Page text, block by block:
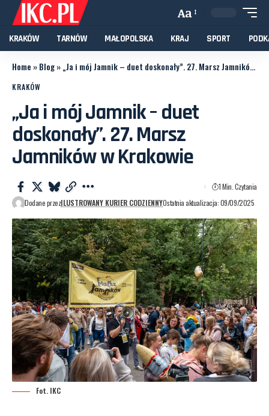
Aa
KRAKÓW TARNÓW MAŁOPOLSKA KRAJ SPORT
Home »Blog» „Ja i mój Jamnik – duet doskonały”. 27. Marsz Jamników w Krakowie
KRAKÓW
„Ja i mój Jamnik – duet
doskonały”. 27. Marsz
Jamników w Krakowie
Dodane przezILUSTROWANY KURIER CODZIENNYOstatnia aktualizacja: 09/09/2025
1 Min. Czytania
Fot. IKC